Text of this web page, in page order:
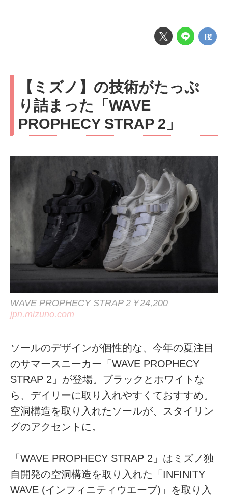
【ミズノ】の技術がたっぷ
り詰まった「WAVE
PROPHECY STRAP 2」
WAVE PROPHECY STRAP 2￥24,200
jpn.mizuno.com
ソールのデザインが個性的な、今年の夏注目
のサマースニーカー「WAVE PROPHECY
STRAP 2」が登場。ブラックとホワイトな
ら、デイリーに取り入れやすくておすすめ。
空洞構造を取り入れたソールが、スタイリン
グのアクセントに。
「WAVE PROPHECY STRAP 2」はミズノ独
自開発の空洞構造を取り入れた「INFINITY
WAVE (インフィニティウエーブ)」を取り入